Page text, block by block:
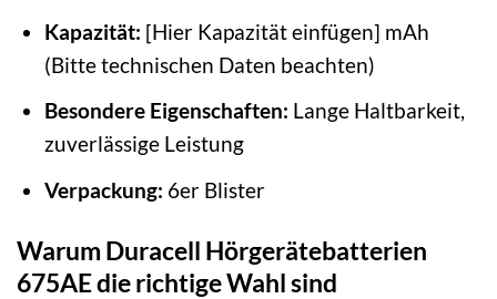
Kapazität: [Hier Kapazität einfügen] mAh
(Bitte technischen Daten beachten)
Besondere Eigenschaften: Lange Haltbarkeit,
zuverlässige Leistung
Verpackung: 6er Blister
Warum Duracell Hörgerätebatterien
675AE die richtige Wahl sind